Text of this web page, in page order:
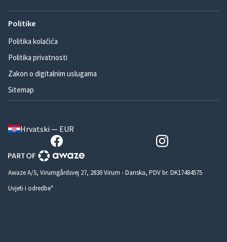
Politike
Politika kolačića
Politika privatnosti
Zakon o digitalnim uslugama
Sitemap
Hrvatski — EUR
Awaze A/S, Virumgårdsvej 27, 2830 Virum - Danska, PDV br. DK17484575
Uvjeti i odredbe*